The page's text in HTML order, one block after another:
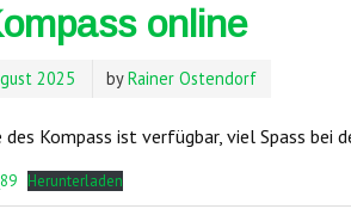
online
2025 byRainer Ostendorf
des Kompass ist verfügbar, viel Spass bei
Herunterladen